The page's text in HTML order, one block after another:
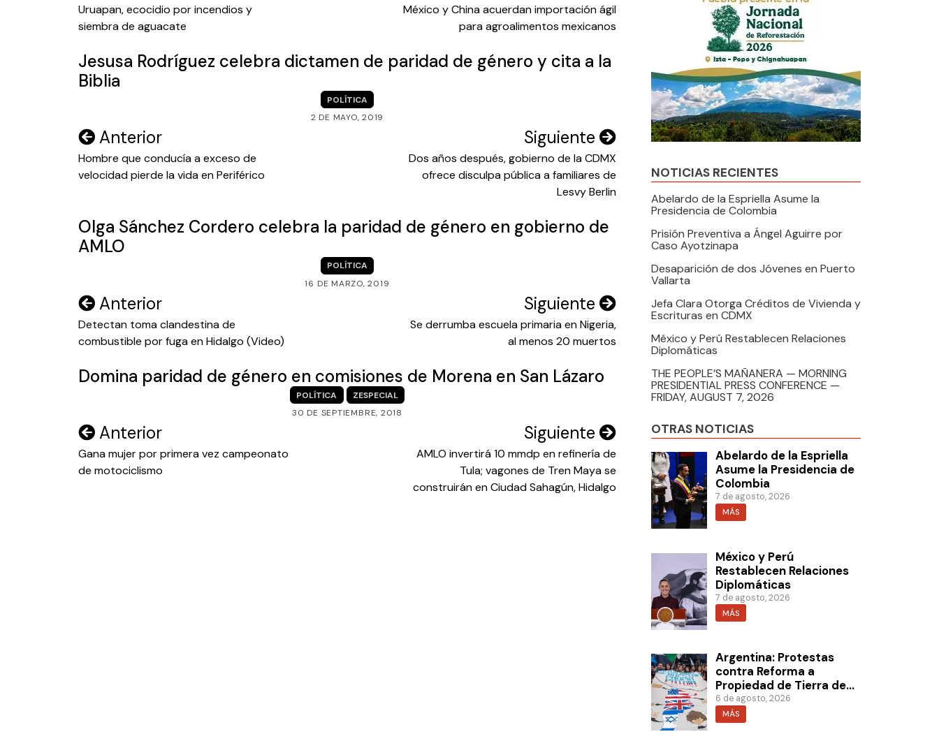
de
entradas
Uruapan, ecocidio por incendios y
siembra de aguacate
México y China acuerdan importación ágil
para agroalimentos mexicanos
Jesusa Rodríguez celebra dictamen de paridad de género y cita a la
Biblia
POLÍTICA
2 DE MAYO, 2019
Navegación
de
entradas
Anterior
Hombre que conducía a exceso de
velocidad pierde la vida en Periférico
Siguiente
Dos años después, gobierno de la CDMX
ofrece disculpa pública a familiares de
Lesvy Berlin
Olga Sánchez Cordero celebra la paridad de género en gobierno de
AMLO
POLÍTICA
16 DE MARZO, 2019
Navegación
de
entradas
Anterior
Detectan toma clandestina de
combustible por fuga en Hidalgo (Video)
Siguiente
Se derrumba escuela primaria en Nigeria,
al menos 20 muertos
Domina paridad de género en comisiones de Morena en San Lázaro
POLÍTICA
ZESPECIAL
30 DE SEPTIEMBRE, 2018
Navegación
de
Anterior
Gana mujer por primera vez campeonato
de motociclismo
Siguiente
AMLO invertirá 10 mmdp en refinería de
Tula; vagones de Tren Maya se
construirán en Ciudad Sahagún, Hidalgo
NOTICIAS RECIENTES
Abelardo de la Espriella Asume la
Presidencia de Colombia
Prisión Preventiva a Ángel Aguirre por
Caso Ayotzinapa
Desaparición de dos Jóvenes en Puerto
Vallarta
Jefa Clara Otorga Créditos de Vivienda y
Escrituras en CDMX
México y Perú Restablecen Relaciones
Diplomáticas
THE PEOPLE’S MAÑANERA — MORNING
PRESIDENTIAL PRESS CONFERENCE —
FRIDAY, AUGUST 7, 2026
OTRAS NOTICIAS
Abelardo de la Espriella
Asume la Presidencia de
Colombia
7 de agosto, 2026
MÁS
México y Perú
Restablecen Relaciones
Diplomáticas
7 de agosto, 2026
MÁS
Argentina: Protestas
contra Reforma a
Propiedad de Tierra de
Milei
6 de agosto, 2026
MÁS